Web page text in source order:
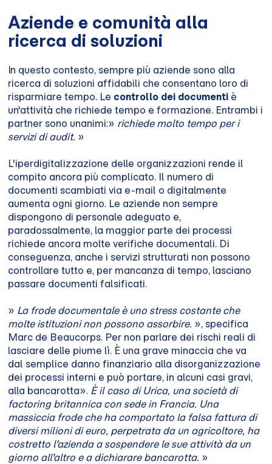
Aziende e comunità alla
ricerca di soluzioni
In questo contesto, sempre più aziende sono alla
ricerca di soluzioni affidabili che consentano loro di
risparmiare tempo. Le controllo dei documenti è
un'attività che richiede tempo e formazione. Entrambi i
partner sono unanimi:» richiede molto tempo per i
servizi di audit. »
L'iperdigitalizzazione delle organizzazioni rende il
compito ancora più complicato. Il numero di
documenti scambiati via e-mail o digitalmente
aumenta ogni giorno. Le aziende non sempre
dispongono di personale adeguato e,
paradossalmente, la maggior parte dei processi
richiede ancora molte verifiche documentali. Di
conseguenza, anche i servizi strutturati non possono
controllare tutto e, per mancanza di tempo, lasciano
passare documenti falsificati.
» La frode documentale è uno stress costante che
molte istituzioni non possono assorbire. », specifica
Marc de Beaucorps. Per non parlare dei rischi reali di
lasciare delle piume lì. È una grave minaccia che va
dal semplice danno finanziario alla disorganizzazione
dei processi interni e può portare, in alcuni casi gravi,
alla bancarotta». È il caso di Urica, una società di
factoring britannica con sede in Francia. Una
massiccia frode che ha comportato la falsa fattura di
diversi milioni di euro, perpetrata da un agricoltore, ha
costretto l'azienda a sospendere le sue attività da un
giorno all'altro e a dichiarare bancarotta. »